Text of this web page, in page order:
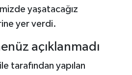
yaşatacağız
yer verdi.
açıklanmadı
tarafından yapılan